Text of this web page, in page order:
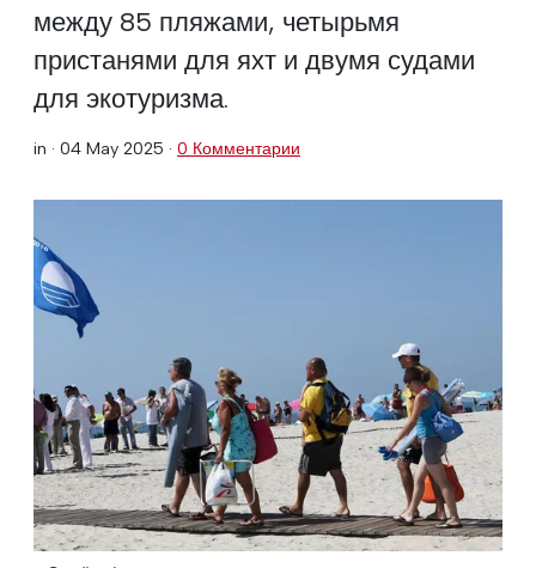
между 85 пляжами, четырьмя
пристанями для яхт и двумя судами
для экотуризма.
in · 04 May 2025 · 0 Комментарии